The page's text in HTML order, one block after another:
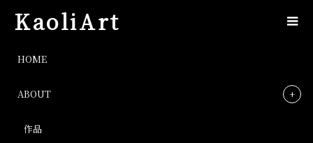
KaoliArt
HOME
ABOUT
作品
IMG_9905
Post